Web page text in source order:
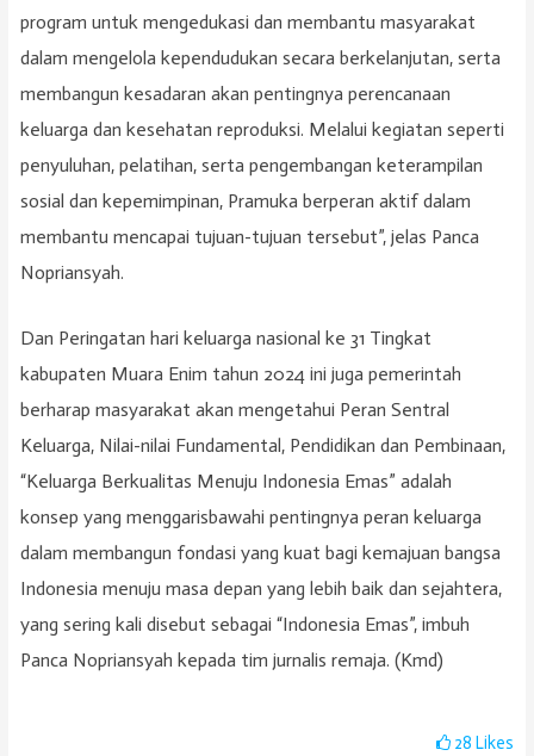
program untuk mengedukasi dan membantu masyarakat
dalam mengelola kependudukan secara berkelanjutan, serta
membangun kesadaran akan pentingnya perencanaan
keluarga dan kesehatan reproduksi. Melalui kegiatan seperti
penyuluhan, pelatihan, serta pengembangan keterampilan
sosial dan kepemimpinan, Pramuka berperan aktif dalam
membantu mencapai tujuan-tujuan tersebut”, jelas Panca
Nopriansyah.
Dan Peringatan hari keluarga nasional ke 31 Tingkat
kabupaten Muara Enim tahun 2024 ini juga pemerintah
berharap masyarakat akan mengetahui Peran Sentral
Keluarga, Nilai-nilai Fundamental, Pendidikan dan Pembinaan,
“Keluarga Berkualitas Menuju Indonesia Emas” adalah
konsep yang menggarisbawahi pentingnya peran keluarga
dalam membangun fondasi yang kuat bagi kemajuan bangsa
Indonesia menuju masa depan yang lebih baik dan sejahtera,
yang sering kali disebut sebagai “Indonesia Emas”, imbuh
Panca Nopriansyah kepada tim jurnalis remaja. (Kmd)
28Likes